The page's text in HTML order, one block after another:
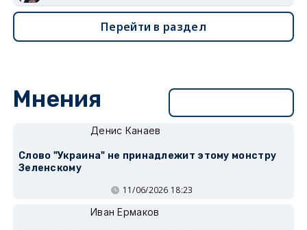
Перейти в раздел
Мнения
Денис Канаев
Слово "Украина" не принадлежит этому монстру
Зеленскому
11/06/2026 18:23
Иван Ермаков